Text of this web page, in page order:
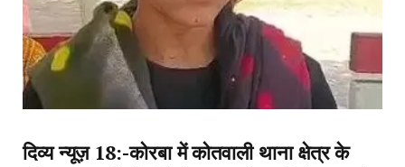
दिव्य न्यूज़ 18:-कोरबा में कोतवाली थाना क्षेत्र के